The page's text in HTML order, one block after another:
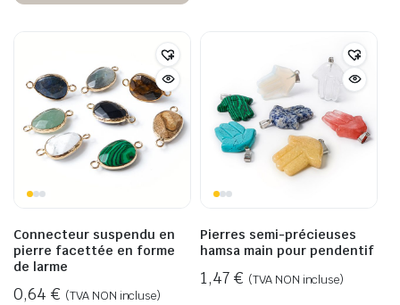
Connecteur suspendu en
pierre facettée en forme
de larme
0,64 € (TVA NON incluse)
Pierres semi-précieuses
hamsa main pour pendentif
1,47 € (TVA NON incluse)